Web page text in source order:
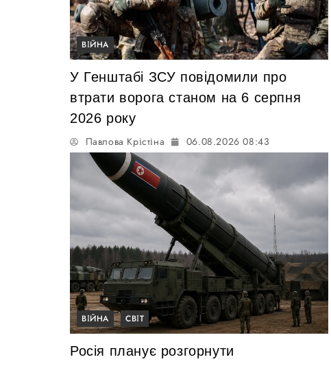
ВІЙНА
У Генштабі ЗСУ повідомили про
втрати ворога станом на 6 серпня
2026 року
Павлова Крістіна 06.08.2026 08:43
ВІЙНА СВІТ
Росія планує розгорнути